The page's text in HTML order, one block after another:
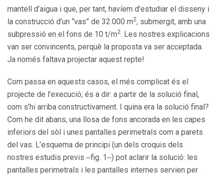
mantell d’aigua i que, per tant, havíem d’estudiar el disseny i
la construcció d’un “vas” de 32.000 m2, submergit, amb una
subpressió en el fons de 10 t/m2. Les nostres explicacions
van ser convincents, perquè la proposta va ser acceptada.
Ja només faltava projectar aquest repte!
Com passa en aquests casos, el més complicat és el
projecte de l’execució; és a dir: a partir de la solució final,
com s’hi arriba constructivament. I quina era la solució final?
Com he dit abans, una llosa de fons ancorada en les capes
inferiors del sòl i unes pantalles perimetrals com a parets
del vas. L’esquema de principi (un dels croquis dels
nostres estudis previs ‒fig. 1‒) pot aclarir la solució: les
pantalles perimetrals i les pantalles internes servien per